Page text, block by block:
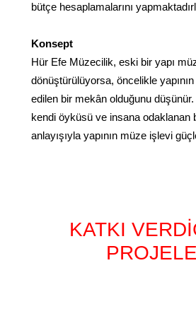
bütçe hesaplamalarını
Konsept
Hür Efe Müzecilik, eski bir yapı
dönüştürülüyorsa, öncelikle
edilen bir mekân olduğunu
kendi öyküsü ve insana odaklanan
anlayışıyla yapının müze işlevi
KATKI